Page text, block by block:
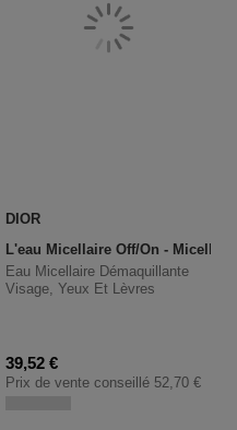
DIOR
L'eau Micellaire Off/on - Micellar
Eau Micellaire Démaquillante
Visage, Yeux Et Lèvres
Prix promotionnel
39,52 €
Prix de vente conseillé 52,70 €